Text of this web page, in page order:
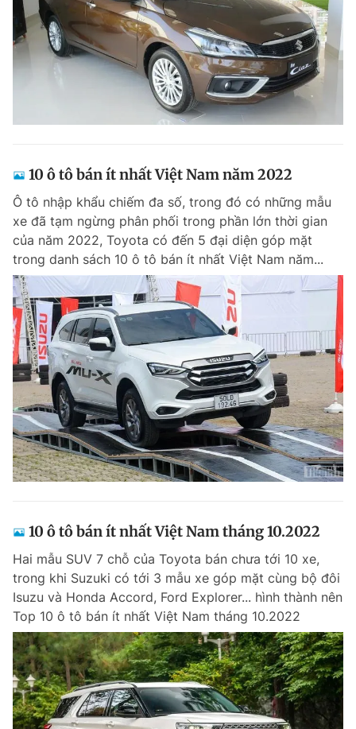
Hotline
0906 645 777
Liên hệ quảng cáo
0908 780 404
RSS Tòa soạn Chính sách bảo
Tổng biên tập: Nguyễn Ngọc Toàn
Tổng thư ký tòa soạn: Đức Trung
Giấy phép xuất bản số 110/GP - BTTTT cấp ngày 24.3.2020
© 2003-2026 Bản quyền thuộc về Báo Thanh Niên. Cấm sao chép
dưới mọi hình thức nếu không có sự chấp thuận bằng văn bản.
Phát triển bởi ePi Technologies, JSC.
10 ô tô bán ít nhất Việt Nam năm 2022
Ô tô nhập khẩu chiếm đa số, trong đó có những mẫu
xe đã tạm ngừng phân phối trong phần lớn thời gian
của năm 2022, Toyota có đến 5 đại diện góp mặt
trong danh sách 10 ô tô bán ít nhất Việt Nam năm...
10 ô tô bán ít nhất Việt Nam tháng 10.2022
Hai mẫu SUV 7 chỗ của Toyota bán chưa tới 10 xe,
trong khi Suzuki có tới 3 mẫu xe góp mặt cùng bộ đôi
Isuzu và Honda Accord, Ford Explorer... hình thành nên
Top 10 ô tô bán ít nhất Việt Nam tháng 10.2022